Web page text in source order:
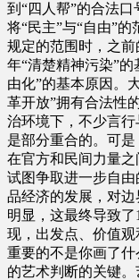
到“四人帮”的合法口
将“民主”与“自由”
规定的范围时，之
年“清楚精神污染”的
由化”的基本原因。
革开放”拥有合法性
治环境下，不少言
是部分重合的。可
在官方和民间力量
试图争取进一步自
品经济的发展，对
明显，这最终导致
现，出发点、价值观
重要的不是你画了
的艺术判断的关键